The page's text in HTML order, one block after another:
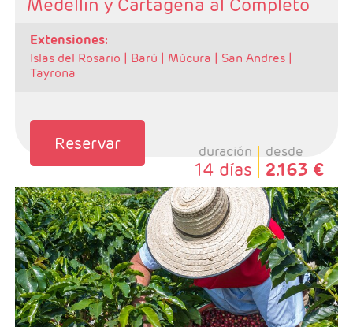
Medellin y Cartagena al Completo
extensiones:
Islas del Rosario | Barú | Múcura | San Andres |
Tayrona
Reservar duración
14 días
desde
2.163 €
- Salidas: Diarias
- Ruta: 3 noches Bogotá, 3 noches zona Cafetera y 3
noches Cartegena
- Categoría hotelera: De libre elección
- Régimen: Según programa